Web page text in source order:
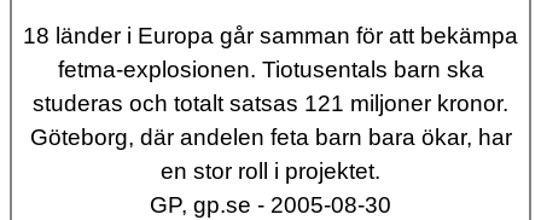
18 länder i Europa går samman för att bekämpa
fetma-explosionen. Tiotusentals barn ska
studeras och totalt satsas 121 miljoner kronor.
Göteborg, där andelen feta barn bara ökar, har
en stor roll i projektet.
GP, gp.se - 2005-08-30